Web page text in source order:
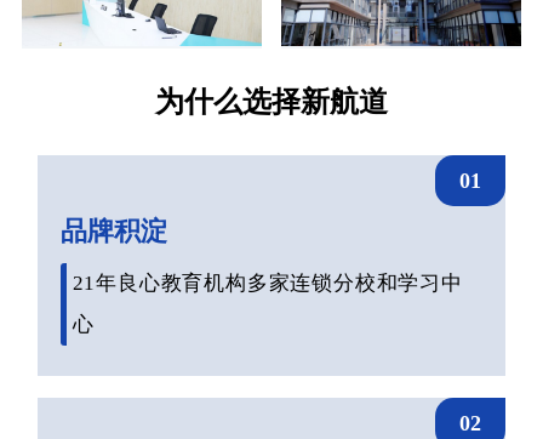
为什么选择新航道
01
品牌积淀
21年良心教育机构多家连锁分校和学习中
心
02